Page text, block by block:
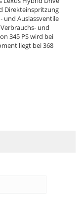
Direkteinspritzung
und Auslassventile
und
345 PS wird bei
liegt bei 368